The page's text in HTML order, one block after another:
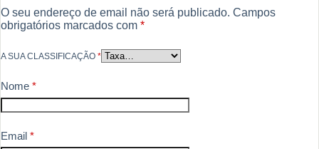
O seu endereço de email não será publicado. Campos
obrigatórios marcados com *
A SUA CLASSIFICAÇÃO *
Nome *
Email *